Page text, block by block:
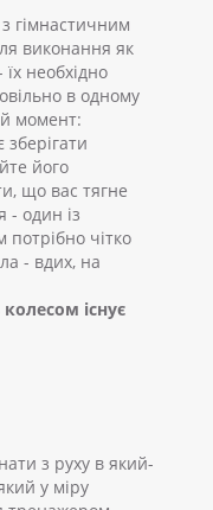
гімнастичним
виконання як
необхідно
в одному
момент:
його
що вас тягне
- один із
потрібно чітко
- вдих, на
існує
з руху в який-
у міру